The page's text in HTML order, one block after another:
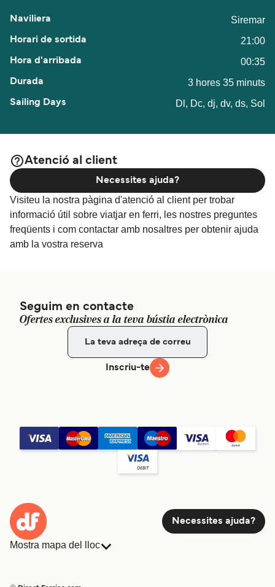
Siremar
21:00
00:35
3 hores 35 minuts
Dl, Dc, dj, dv, ds, Sol
Atenció al client
Visiteu la nostra pàgina d'atenció al client per trobar
informació útil sobre viatjar en ferri, les nostres preguntes
freqüents i com contactar amb nosaltres per obtenir ajuda
amb la vostra reserva
Necessites ajuda?
Seguim en contacte
Ofertes exclusives a la teva bústia electrònica
Inscriu-te
Necessites ajuda?
Mostra mapa del lloc
Països